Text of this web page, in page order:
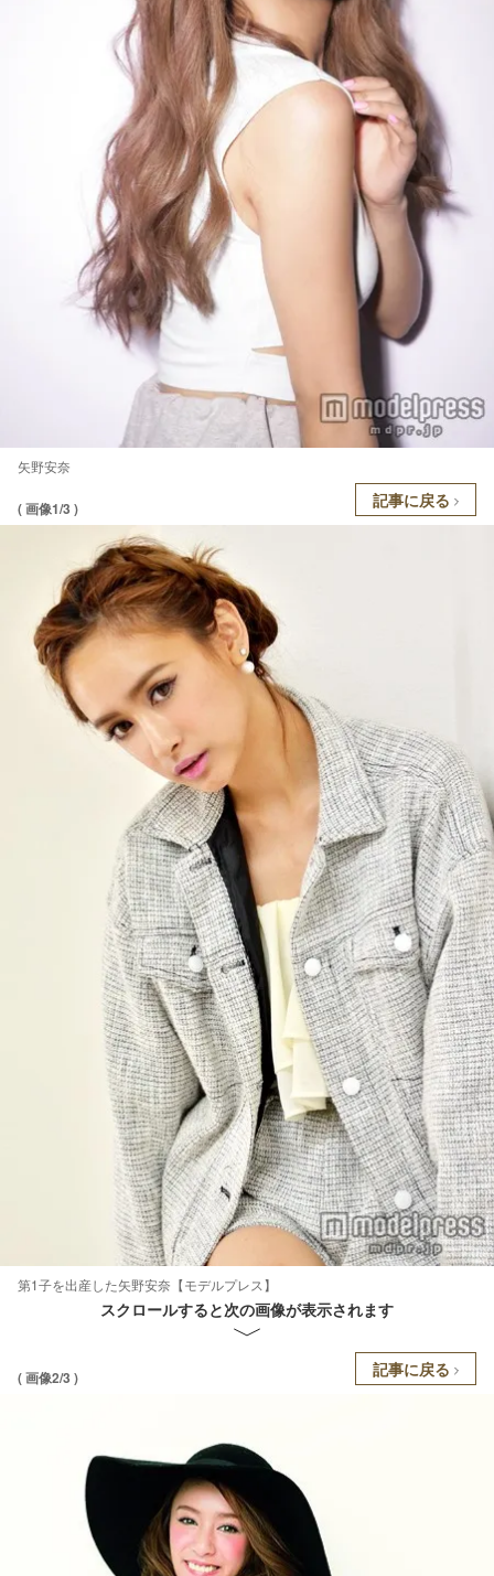
矢野安奈
( 画像1/3 ) 記事に戻る
第1子を出産した矢野安奈【モデルプレス】
スクロールすると次の画像が表示されます
( 画像2/3 ) 記事に戻る